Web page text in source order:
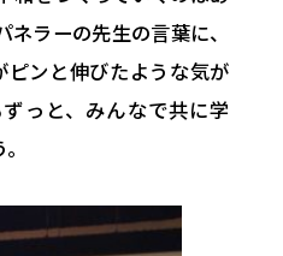
ラーの先生の言葉に、
ンと伸びたような気が
っと、みんなで共に学